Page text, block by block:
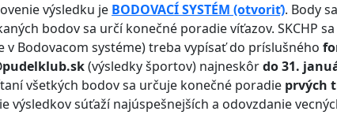
výsledku je BODOVACÍ SYSTÉM (otvoriť). Body
bodov sa určí konečné poradie víťazov. SKCHP
v Bodovacom systéme) treba vypísať do príslušného
(výsledky športov) najneskôrdo 31.
všetkých bodov sa určuje konečné poradie prvých
výsledkov súťaží najúspešnejších a odovzdanie